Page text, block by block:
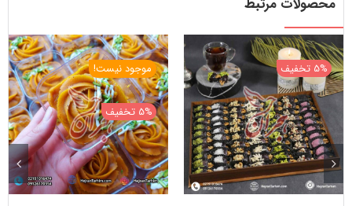
کد
35
عدد
5% تخفیف موجود نیست!
5% تخفیف